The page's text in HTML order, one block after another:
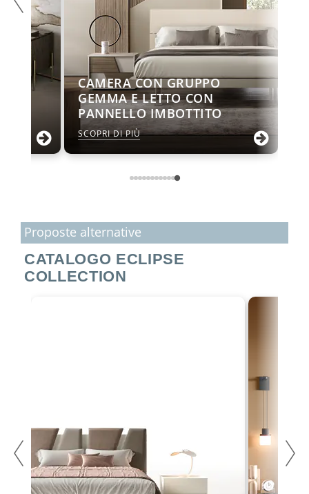
CAMERA CON GRUPPO
GEMMA E LETTO CON
PANNELLO IMBOTTITO
SCOPRI DI PIÙ
Proposte alternative
CATALOGO ECLIPSE
COLLECTION